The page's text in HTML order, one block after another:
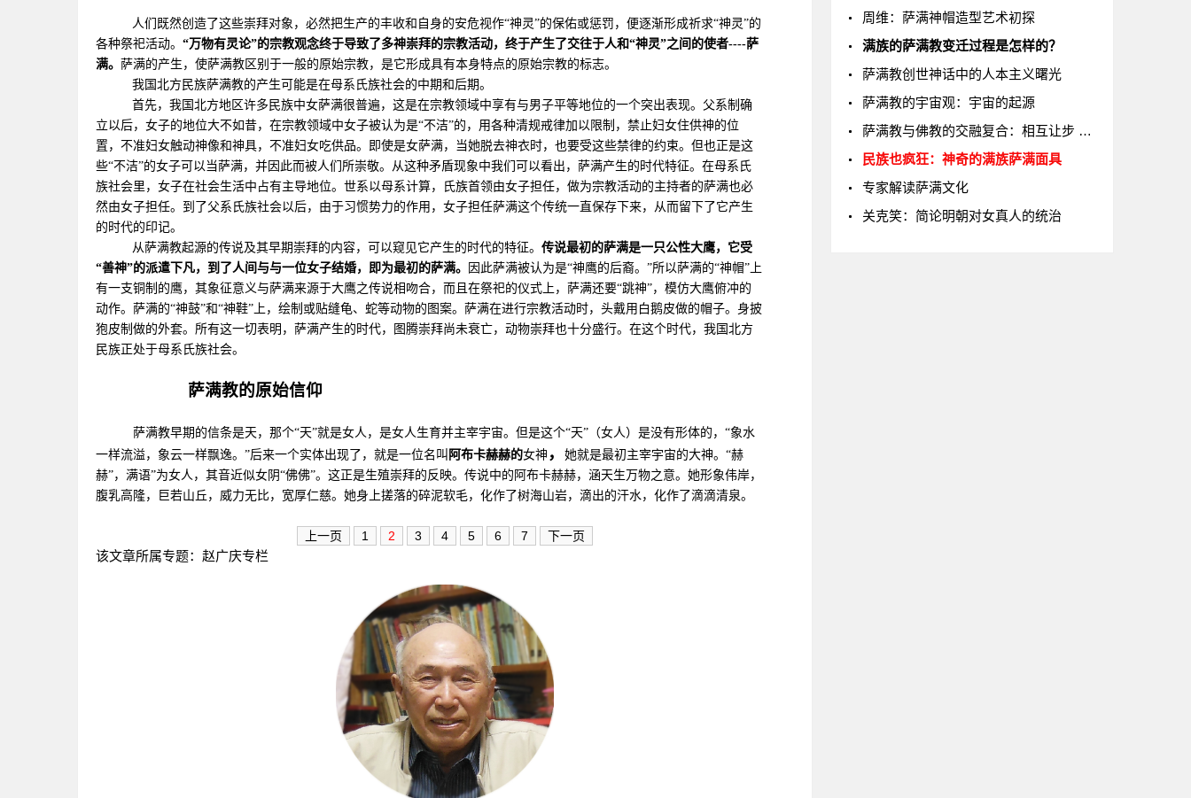
人们既然创造了这些崇拜对象，必然把生产的丰收和自身的安危视作“神灵”的保佑或惩罚，便逐渐形成祈求“神灵”的
各种祭祀活动。 “万物有灵论”的宗教观念终于导致了多神崇拜的宗教活动，终于产生了交往于人和“神灵”之间的使者----萨
满。 萨满的产生，使萨满教区别于一般的原始宗教，是它形成具有本身特点的原始宗教的标志。
我国北方民族萨满教的产生可能是在母系氏族社会的中期和后期。
首先，我国北方地区许多民族中女萨满很普遍，这是在宗教领域中享有与男子平等地位的一个突出表现。父系制确
立以后，女子的地位大不如昔，在宗教领域中女子被认为是“不洁”的，用各种清规戒律加以限制，禁止妇女住供神的位
置，不准妇女触动神像和神具，不准妇女吃供品。即使是女萨满，当她脱去神衣时，也要受这些禁律的约束。但也正是这
些“不洁”的女子可以当萨满，并因此而被人们所崇敬。从这种矛盾现象中我们可以看出，萨满产生的时代特征。在母系氏
族社会里，女子在社会生活中占有主导地位。世系以母系计算，氏族首领由女子担任，做为宗教活动的主持者的萨满也必
然由女子担任。到了父系氏族社会以后，由于习惯势力的作用，女子担任萨满这个传统一直保存下来，从而留下了它产生
的时代的印记。
从萨满教起源的传说及其早期崇拜的内容，可以窥见它产生的时代的特征。 传说最初的萨满是一只公性大鹰，它受
“善神”的派遣下凡，到了人间与与一位女子结婚，即为最初的萨满。
因此萨满被认为是“神鹰的后裔。”所以萨满的“神帽”上
有一支铜制的鹰，其象征意义与萨满来源于大鹰之传说相吻合，而且在祭祀的仪式上，萨满还要“跳神”，模仿大鹰俯冲的
动作。萨满的“神鼓”和“神鞋”上，绘制或贴缝龟、蛇等动物的图案。萨满在进行宗教活动时，头戴用白鹅皮做的帽子。身披
狍皮制做的外套。所有这一切表明，萨满产生的时代，图腾崇拜尚未衰亡，动物崇拜也十分盛行。在这个时代，我国北方
民族正处于母系氏族社会。
萨满教的原始信仰
萨满教早期的信条是天，那个“天”就是女人，是女人生育并主宰宇宙。但是这个“天”（女人）是没有形体的，“象水
一样流溢，象云一样飘逸。”后来一个实体出现了，就是一位名叫 阿布卡赫赫的女神 ，
她就是最初主宰宇宙的大神。“赫
赫”，满语”为女人，其音近似女阴“佛佛”。这正是生殖崇拜的反映。传说中的阿布卡赫赫，涵天生万物之意。她形象伟岸，
腹乳高隆，巨若山丘，威力无比，宽厚仁慈。她身上搓落的碎泥软毛，化作了树海山岩，滴出的汗水，化作了滴滴清泉。
上一页 1 2 3 4 5 6 7 下一页
该文章所属专题： 赵广庆专栏
周维：萨满神帽造型艺术初探
满族的萨满教变迁过程是怎样的？
萨满教创世神话中的人本主义曙光
萨满教的宇宙观：宇宙的起源
萨满教与佛教的交融复合：相互让步 相互妥协
民族也疯狂：神奇的满族萨满面具
专家解读萨满文化
关克笑：简论明朝对女真人的统治